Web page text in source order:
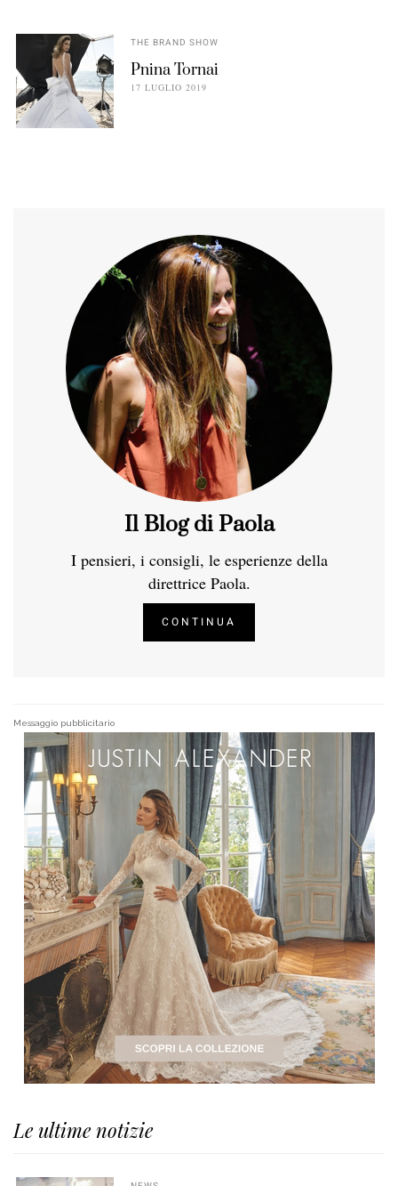
THE BRAND SHOW
Pnina Tornai
17 LUGLIO 2019
Il Blog di Paola
I pensieri, i consigli, le esperienze della
direttrice Paola.
CONTINUA
Messaggio pubblicitario
Le ultime notizie